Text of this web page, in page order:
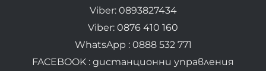
Viber: 0893827434
Viber: 0876 410 160
WhatsApp : 0888 532 771
FACEBOOK : дистанционни управления